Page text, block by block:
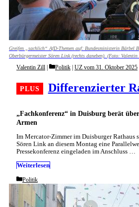
Greifen „sachlich“ AfD-Themen auf: Bundesministerin Bärbel
Oberbürgermeister Sören Link (rechts daneben). (Foto:
„Fachkonferenz“ in Duisburg berät
Armen
Differenzierter
Valentin Zill Categories
Politik | UZ vom 31. Oktober 2025
Im Mercator-Zimmer im Duisburger Rathaus
Sören Link an diesem Montag eine
Pressekonferenz eingeladen im Anschluss …
Weiterlesen
Categories
Politik